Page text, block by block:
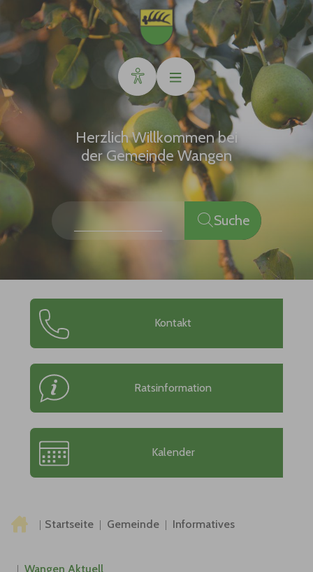
Zum Hauptinhalt springen
Herzlich Willkommen bei
der Gemeinde Wangen
Kontakt
Ratsinformation
Kalender
Startseite Gemeinde Informatives
Wangen Aktuell